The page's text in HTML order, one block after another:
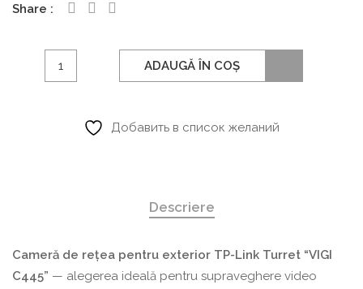
Share
Cantitate
Cameră
ADAUGĂ ÎN COȘ
Добавить в список желаний
Descriere
Cameră de rețea pentru exterior TP-Link Turret “VIGI
C445” — alegerea ideală pentru supraveghere video